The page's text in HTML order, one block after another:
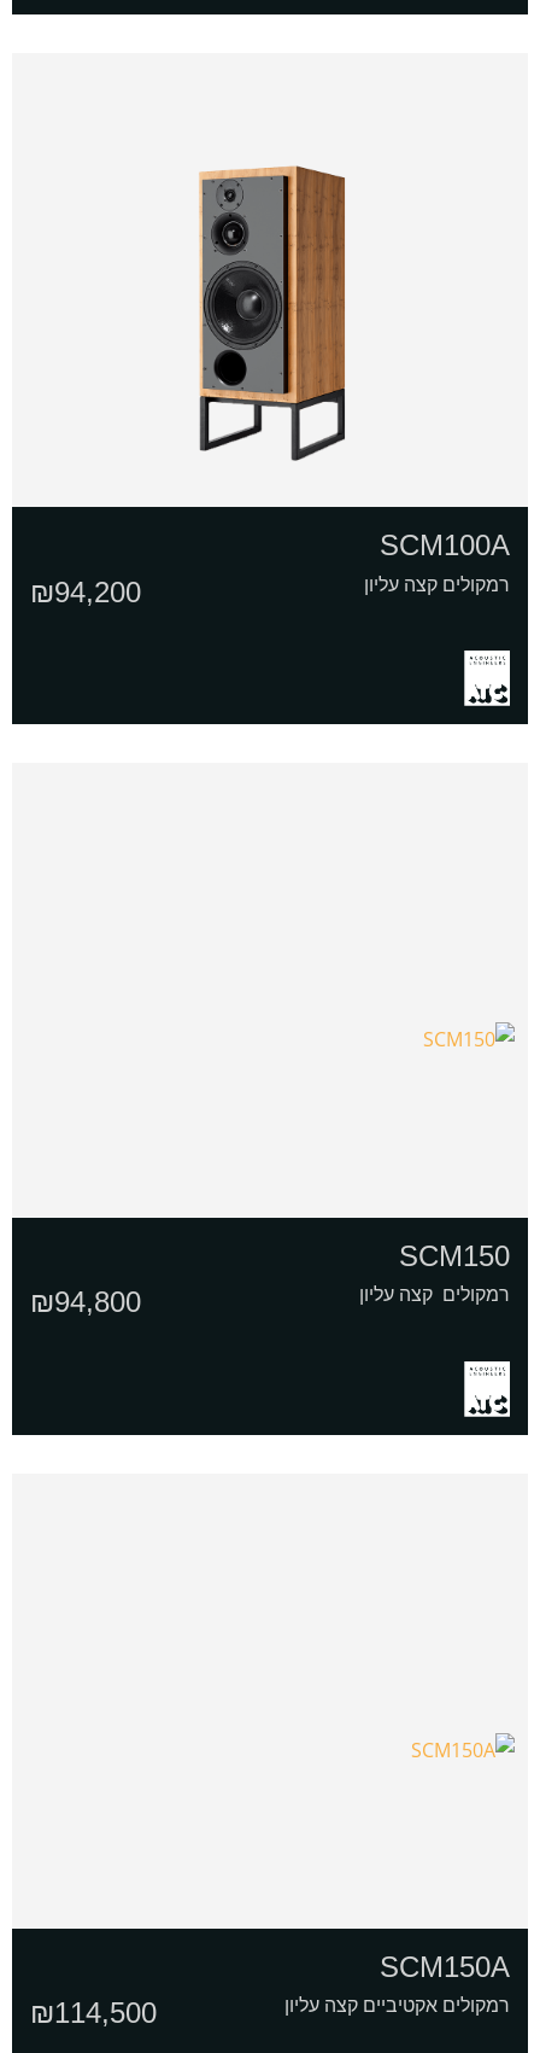
SCM100A
רמקולים קצה עליון ₪94,200
SCM150
רמקולים קצה עליון ₪94,800
SCM150A
רמקולים אקטיביים קצה עליון ₪114,500